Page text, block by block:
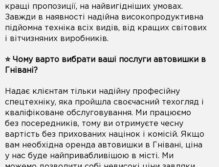
кращі пропозиції, на найвигідніших умовах.
Завжди в наявності надійна високопродуктивна
підйомна техніка всіх видів, від кращих світових
і вітчизняних виробників.
⭐️ Чому варто вибрати ваші послуги автовишки в
Гнівані?
Надає клієнтам тільки надійну професійну
спецтехніку, яка пройшла своєчасний техогляд і
кваліфіковане обслуговування. Ми працюємо
без посередників, тому ви отримуєте чесну
вартість без прихованих націнок і комісій. Якщо
вам необхідна оренда автовишки в Гнівані, ціна
у нас буде найпривабливішою в місті. Ми